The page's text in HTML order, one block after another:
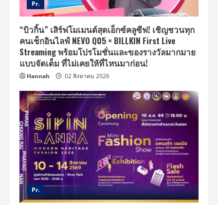
Pr.
“บิวกิ้น” เสิร์ฟโมเมนต์สุดเอ็กซ์คลูซีฟ! เชิญชวนทุก
คนเช็กอินไลฟ์ NEVO Q05 × BILLKIN First Live
Streaming พร้อมโปรโมชั่นและของรางวัลมากมาย
แบบจัดเต็ม ที่ไม่เคยให้ที่ไหนมาก่อน!
Hannah 02 สิงหาคม 2026
Pr.